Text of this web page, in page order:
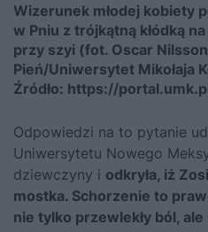
Wizerunek młodej kobiety
w Pniu z trójkątną kłódką
przy szyi (fot. Oscar
Pień/Uniwersytet Mikołaja
Źródło: https://
Odpowiedzi na to pytanie
Uniwersytetu Nowego
dziewczyny i odkryła, iż
mostka. Schorzenie to
nie tylko przewlekły ból, ale